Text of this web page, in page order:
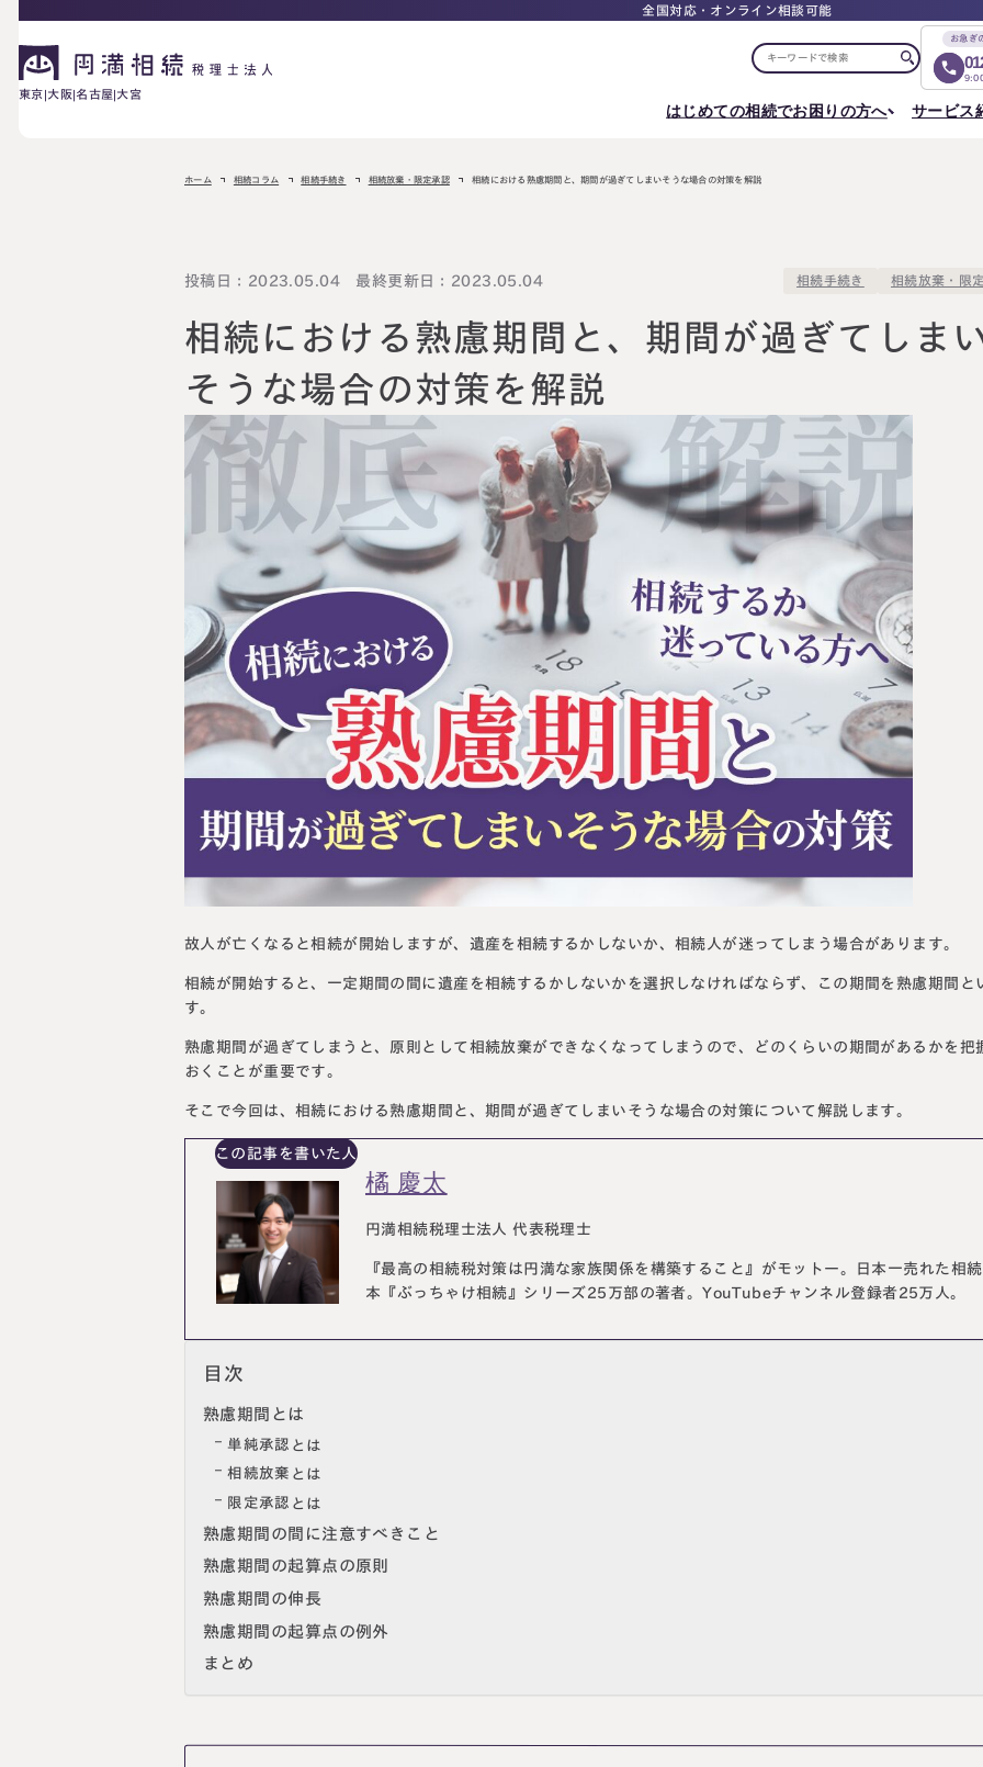
全国対応・オンライン相談可能
東京 大阪 名古屋 大宮
お急ぎ
はじめての相続でお困りの方へ
詳しく見る
サービス
相続に備えたい方へ
生前対策相談について 相続税試算について 料
名古屋事務所
〒450-0002
愛知県名古屋市中村区名駅三丁目28番12号
大名古屋ビルヂング25階
Access
相続が発生した方へ
相続税申告に
ご相談の流れ 料金表
相続に備えたい方へ
生前対策相談に 相続税試算につ
いて 料金表
はじめての相続でお困りの方へ
はじめての方へ
相続ロードマップ
相続コラム
円満相続塾（受
お急ぎの方は電話で面談予約
0120-80-2929
9:00～18:00 (土日祝日除く)
ホーム 相続コラム 相続手続き 相続放棄・限定承認 相続における熟慮期間と、期間が過ぎてしまいそうな場合の対策を解説
投稿日：2023.05.04 最終更新日：2023.05.04 相続手続き 相続放棄・限
相続における熟慮期間と、期間が過ぎてしま
そうな場合の対策を解説
故人が亡くなると相続が開始しますが、遺産を相続するかしないか、相続人が迷ってしまう場合があります。
相続が開始すると、一定期間の間に遺産を相続するかしないかを選択しなければならず、この期間を熟慮期間と
す。
熟慮期間が過ぎてしまうと、原則として相続放棄ができなくなってしまうので、どのくらいの期間があるかを把
おくことが重要です。
そこで今回は、相続における熟慮期間と、期間が過ぎてしまいそうな場合の対策について解説します。
この記事を書いた人
橘 慶太
円満相続税理士法人 代表税理士
『最高の相続税対策は円満な家族関係を構築すること』がモットー。日本一売れた相続
本『ぶっちゃけ相続』シリーズ25万部の著者。YouTubeチャンネル登録者25万人。
目次
熟慮期間とは
単純承認とは
相続放棄とは
限定承認とは
熟慮期間の間に注意すべきこと
熟慮期間の起算点の原則
熟慮期間の伸長
熟慮期間の起算点の例外
まとめ